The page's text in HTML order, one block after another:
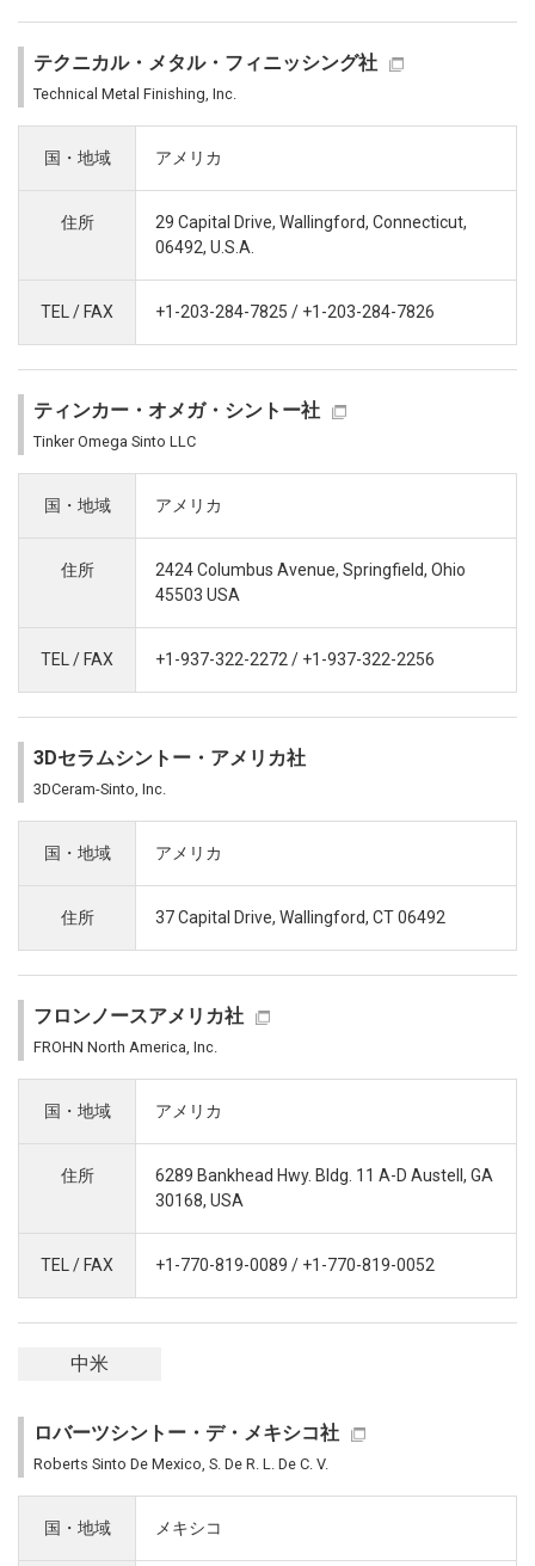
テクニカル・メタル・フィニッシング社
Technical Metal Finishing, Inc.
国・地域 アメリカ
住所
29 Capital Drive, Wallingford, Connecticut,
06492, U.S.A.
TEL / FAX +1-203-284-7825 / +1-203-284-7826
ティンカー・オメガ・シントー社
Tinker Omega Sinto LLC
国・地域 アメリカ
住所
2424 Columbus Avenue, Springfield, Ohio
45503 USA
TEL / FAX +1-937-322-2272 / +1-937-322-2256
3Dセラムシントー・アメリカ社
3DCeram-Sinto, Inc.
国・地域 アメリカ
住所 37 Capital Drive, Wallingford, CT 06492
フロンノースアメリカ社
FROHN North America, Inc.
国・地域 アメリカ
住所
6289 Bankhead Hwy. Bldg. 11 A-D Austell, GA
30168, USA
TEL / FAX +1-770-819-0089 / +1-770-819-0052
中米
ロバーツシントー・デ・メキシコ社
Roberts Sinto De Mexico, S. De R. L. De C. V.
国・地域 メキシコ